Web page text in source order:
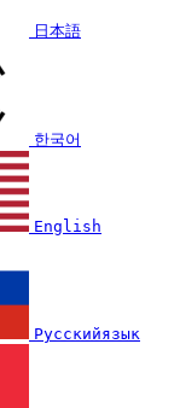
日本語
한국어
English
Русскийязык